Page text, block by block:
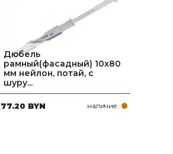
Дюбель
рамный(фасадный) 10х80
мм нейлон, потай, с
шуру...
77.20 BYN наличие: